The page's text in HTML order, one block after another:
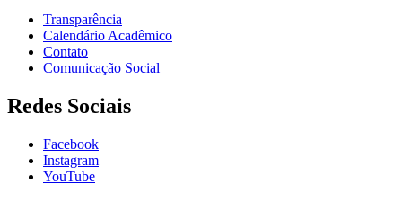
Transparência
Calendário Acadêmico
Contato
Comunicação Social
Redes Sociais
Facebook
Instagram
YouTube